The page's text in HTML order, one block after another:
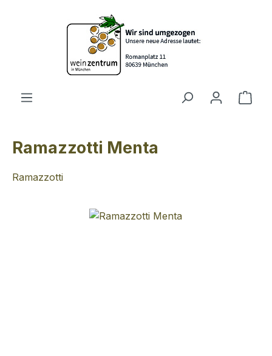
Zum Hauptinhalt springen
Ramazzotti Menta
Ramazzotti
Bildergalerie überspringen